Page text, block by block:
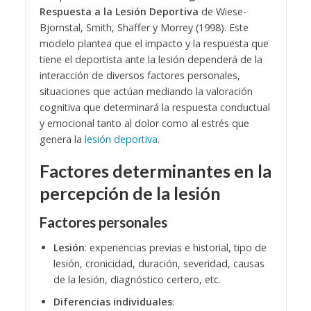
Respuesta a la Lesión Deportiva de Wiese-
Bjornstal, Smith, Shaffer y Morrey (1998). Este
modelo plantea que el impacto y la respuesta que
tiene el deportista ante la lesión dependerá de la
interacción de diversos factores personales,
situaciones que actúan mediando la valoración
cognitiva que determinará la respuesta conductual
y emocional tanto al dolor como al estrés que
genera la lesión deportiva.
Factores determinantes en la
percepción de la lesión
Factores personales
Lesión: experiencias previas e historial, tipo de
lesión, cronicidad, duración, severidad, causas
de la lesión, diagnóstico certero, etc.
Diferencias individuales: